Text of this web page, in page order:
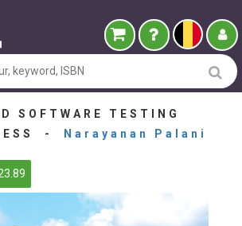
SOFTWARE TESTING
-
Narayanan Palani